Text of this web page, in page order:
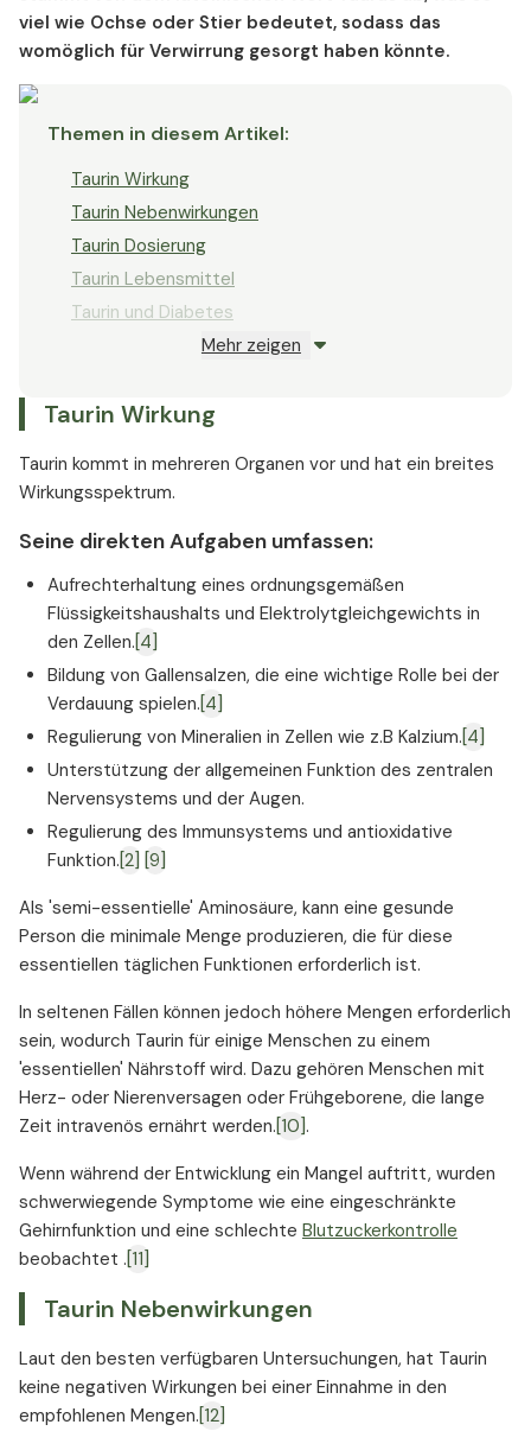
viel wie Ochse oder Stier bedeutet, sodass das
womöglich für Verwirrung gesorgt haben könnte.
Themen in diesem Artikel:
Taurin Wirkung
Taurin Nebenwirkungen
Taurin Dosierung
Taurin Lebensmittel
Taurin und Diabetes
Taurin und Herz-Kreislauf-Erkrankungen
Taurin und Parkinson
Taurin hilft bei Tinnitus
Weitere gesundheitliche Vorteile von Taurin
Taurin und Energy Drinks
Mehr zeigen
Taurin Wirkung
Taurin kommt in mehreren Organen vor und hat ein breites
Wirkungsspektrum.
Seine direkten Aufgaben umfassen:
Aufrechterhaltung eines ordnungsgemäßen
Flüssigkeitshaushalts und Elektrolytgleichgewichts in
den Zellen. [4]
Bildung von Gallensalzen, die eine wichtige Rolle bei der
Verdauung spielen. [4]
Regulierung von Mineralien in Zellen wie z.B Kalzium. [4]
Unterstützung der allgemeinen Funktion des zentralen
Nervensystems und der Augen.
Regulierung des Immunsystems und antioxidative
Funktion. [2]
[9]
Als 'semi-essentielle' Aminosäure, kann eine gesunde
Person die minimale Menge produzieren, die für diese
essentiellen täglichen Funktionen erforderlich ist.
In seltenen Fällen können jedoch höhere Mengen erforderlich
sein, wodurch Taurin für einige Menschen zu einem
'essentiellen' Nährstoff wird. Dazu gehören Menschen mit
Herz- oder Nierenversagen oder Frühgeborene, die lange
Zeit intravenös ernährt werden. [10] .
Wenn während der Entwicklung ein Mangel auftritt, wurden
schwerwiegende Symptome wie eine eingeschränkte
Gehirnfunktion und eine schlechte Blutzuckerkontrolle
beobachtet . [11]
Taurin Nebenwirkungen
Laut den besten verfügbaren Untersuchungen, hat Taurin
keine negativen Wirkungen bei einer Einnahme in den
empfohlenen Mengen. [12]